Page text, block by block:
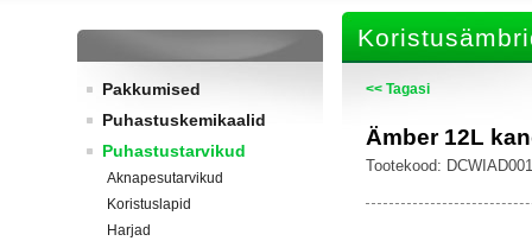
Pakkumised
Puhastuskemikaalid
Puhastustarvikud
Aknapesutarvikud
Koristuslapid
Harjad
<< Tagasi
Ämber 12L
Tootekood: